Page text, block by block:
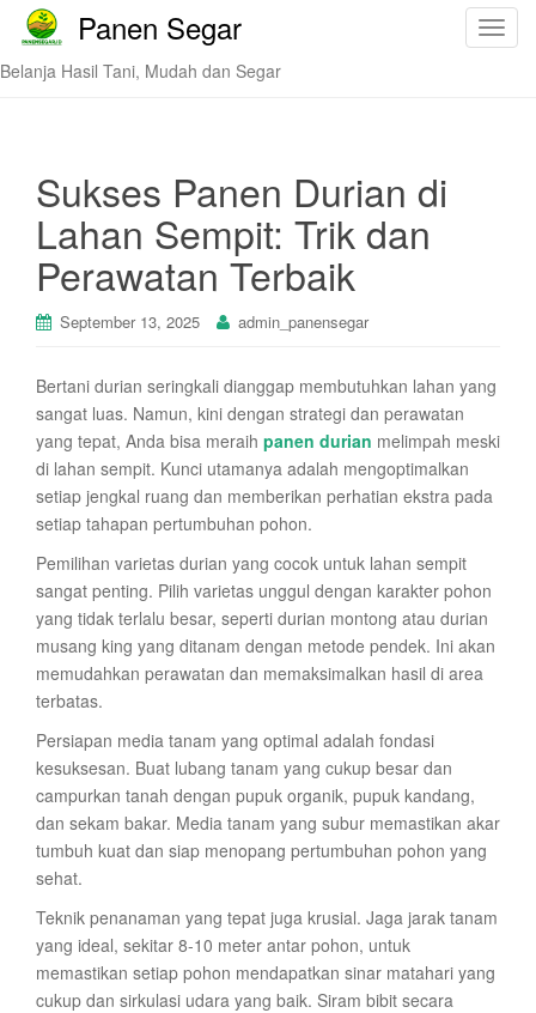
T
i
n
Panen Segar
Belanja Hasil Tani, Mudah dan Segar
Sukses Panen Durian di
Lahan Sempit: Trik dan
Perawatan Terbaik
September 13, 2025 admin_panensegar
Bertani durian seringkali dianggap membutuhkan lahan yang
sangat luas. Namun, kini dengan strategi dan perawatan
yang tepat, Anda bisa meraih panen durian melimpah meski
di lahan sempit. Kunci utamanya adalah mengoptimalkan
setiap jengkal ruang dan memberikan perhatian ekstra pada
setiap tahapan pertumbuhan pohon.
Pemilihan varietas durian yang cocok untuk lahan sempit
sangat penting. Pilih varietas unggul dengan karakter pohon
yang tidak terlalu besar, seperti durian montong atau durian
musang king yang ditanam dengan metode pendek. Ini akan
memudahkan perawatan dan memaksimalkan hasil di area
terbatas.
Persiapan media tanam yang optimal adalah fondasi
kesuksesan. Buat lubang tanam yang cukup besar dan
campurkan tanah dengan pupuk organik, pupuk kandang,
dan sekam bakar. Media tanam yang subur memastikan akar
tumbuh kuat dan siap menopang pertumbuhan pohon yang
sehat.
Teknik penanaman yang tepat juga krusial. Jaga jarak tanam
yang ideal, sekitar 8-10 meter antar pohon, untuk
memastikan setiap pohon mendapatkan sinar matahari yang
cukup dan sirkulasi udara yang baik. Siram bibit secara